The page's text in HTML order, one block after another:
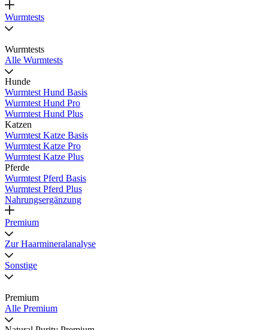
Wurmtests
Wurmtests
Alle Wurmtests
Hunde
Wurmtest Hund Basis
Wurmtest Hund Pro
Wurmtest Hund Plus
Katzen
Wurmtest Katze Basis
Wurmtest Katze Pro
Wurmtest Katze Plus
Pferde
Wurmtest Pferd Basis
Wurmtest Pferd Plus
Nahrungsergänzung
Premium
Zur Haarmineralanalyse
Sonstige
Premium
Alle Premium